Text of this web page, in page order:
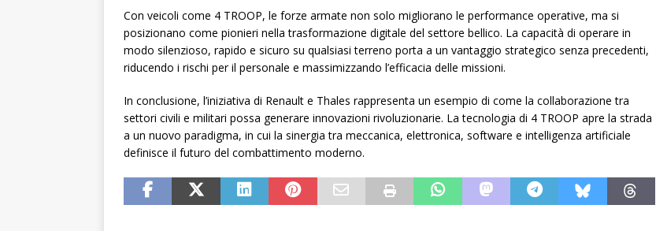
Con veicoli come 4 TROOP, le forze armate non solo migliorano le performance operative, ma si
posizionano come pionieri nella trasformazione digitale del settore bellico. La capacità di operare in
modo silenzioso, rapido e sicuro su qualsiasi terreno porta a un vantaggio strategico senza precedenti,
riducendo i rischi per il personale e massimizzando l’efficacia delle missioni.
In conclusione, l’iniziativa di Renault e Thales rappresenta un esempio di come la collaborazione tra
settori civili e militari possa generare innovazioni rivoluzionarie. La tecnologia di 4 TROOP apre la strada
a un nuovo paradigma, in cui la sinergia tra meccanica, elettronica, software e intelligenza artificiale
definisce il futuro del combattimento moderno.